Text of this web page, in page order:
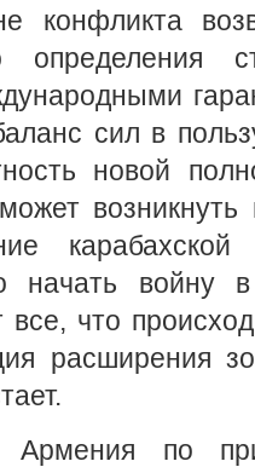
конфликта
определения
сил в
новой
начать войну
все, что
расширения
Армения по